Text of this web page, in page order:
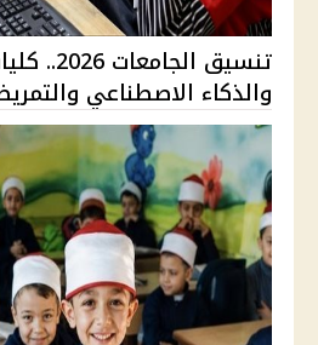
تنسيق
والذكاء الاصطناعي